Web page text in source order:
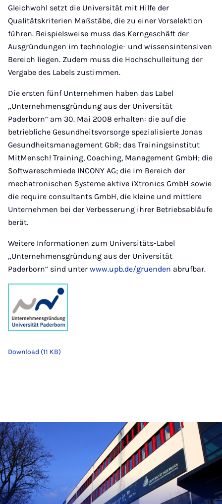
Gleichwohl setzt die Universität mit Hilfe der
Qualitätskriterien Maßstäbe, die zu einer Vorselektion
führen. Beispielsweise muss das Kerngeschäft der
Ausgründungen im technologie- und wissensintensiven
Bereich liegen. Zudem muss die Hochschulleitung der
Vergabe des Labels zustimmen.
Die ersten fünf Unternehmen haben das Label
„Unternehmensgründung aus der Universität
Paderborn“ am 30. Mai 2008 erhalten: die auf die
betriebliche Gesundheitsvorsorge spezialisierte Jonas
Gesundheitsmanagement GbR; das Trainingsinstitut
MitMensch! Training, Coaching, Management GmbH; die
Softwareschmiede INCONY AG; die im Bereich der
mechatronischen Systeme aktive iXtronics GmbH sowie
die require consultants GmbH, die kleine und mittlere
Unternehmen bei der Verbesserung ihrer Betriebsabläufe
berät.
Weitere Informationen zum Universitäts-Label
„Unternehmensgründung aus der Universität
Paderborn“ sind unter www.upb.de/gruenden abrufbar.
Download (11 KB)